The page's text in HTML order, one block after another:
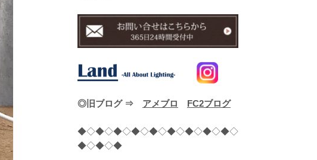
◎旧ブログ ⇒ アメブロ FC2ブログ
◆◇◆◇◆◇◆◇◆◇◆◇◆◇◆◇◆◇
◆◇◆◇◆